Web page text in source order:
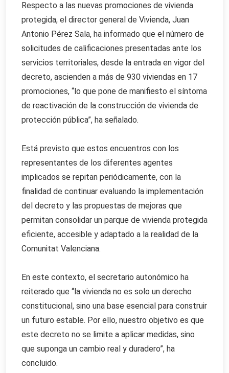
Respecto a las nuevas promociones de vivienda
protegida, el director general de Vivienda, Juan
Antonio Pérez Sala, ha informado que el número de
solicitudes de calificaciones presentadas ante los
servicios territoriales, desde la entrada en vigor del
decreto, ascienden a más de 930 viviendas en 17
promociones, “lo que pone de manifiesto el síntoma
de reactivación de la construcción de vivienda de
protección pública”, ha señalado.
Está previsto que estos encuentros con los
representantes de los diferentes agentes
implicados se repitan periódicamente, con la
finalidad de continuar evaluando la implementación
del decreto y las propuestas de mejoras que
permitan consolidar un parque de vivienda protegida
eficiente, accesible y adaptado a la realidad de la
Comunitat Valenciana.
En este contexto, el secretario autonómico ha
reiterado que “la vivienda no es solo un derecho
constitucional, sino una base esencial para construir
un futuro estable. Por ello, nuestro objetivo es que
este decreto no se limite a aplicar medidas, sino
que suponga un cambio real y duradero”, ha
concluido.